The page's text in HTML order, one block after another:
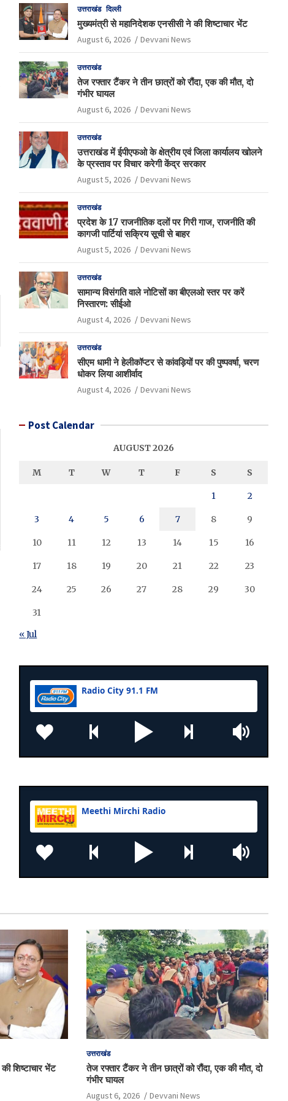
उत्तराखंड दिल्ली
मुख्यमंत्री से महानिदेशक एनसीसी ने की शिष्टाचार भेंट
August 6, 2026 Devvani News
उत्तराखंड
तेज रफ्तार टैंकर ने तीन छात्रों को रौंदा, एक की मौत, दो
गंभीर घायल
August 6, 2026 Devvani News
उत्तराखंड
उत्तराखंड में ईपीएफओ के क्षेत्रीय एवं जिला कार्यालय खोलने
के प्रस्ताव पर विचार करेगी केंद्र सरकार
August 5, 2026 Devvani News
उत्तराखंड
प्रदेश के 17 राजनीतिक दलों पर गिरी गाज, राजनीति की
कागजी पार्टियां सक्रिय सूची से बाहर
August 5, 2026 Devvani News
उत्तराखंड
सामान्य विसंगति वाले नोटिसों का बीएलओ स्तर पर करें
निस्तारण: सीईओ
August 4, 2026 Devvani News
उत्तराखंड
सीएम धामी ने हेलीकॉप्टर से कांवड़ियों पर की पुष्पवर्षा, चरण
धोकर लिया आशीर्वाद
August 4, 2026 Devvani News
Post Calendar
AUGUST 2026
M T W T F S S
1 2
3 4 5 6 7 8 9
10 11 12 13 14 15 16
17 18 19 20 21 22 23
24 25 26 27 28 29 30
31
« Jul
शिष्टाचार भेंट
उत्तराखंड
तेज रफ्तार टैंकर ने तीन छात्रों को रौंदा, एक की मौत, दो
गंभीर घायल
August 6, 2026 Devvani News